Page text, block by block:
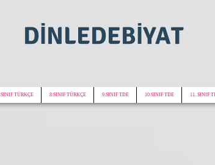
DİNLEDEBİYAT
TÜRKÇE 8.SINIF TÜRKÇE 9.SINIF TDE 10.SINIF TDE 11. SINIF